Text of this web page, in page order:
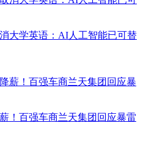
大学英语：AI人工智能已可替
！百强车商兰天集团回应暴雷